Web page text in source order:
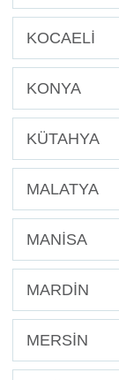
KOCAELİ
KONYA
KÜTAHYA
MALATYA
MANİSA
MARDİN
MERSİN